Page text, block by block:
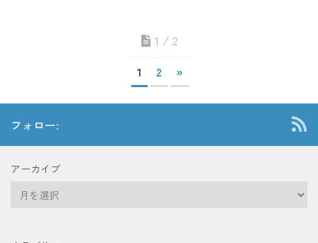
1 / 2
1 2 »
フォロー:
アーカイブ
イ